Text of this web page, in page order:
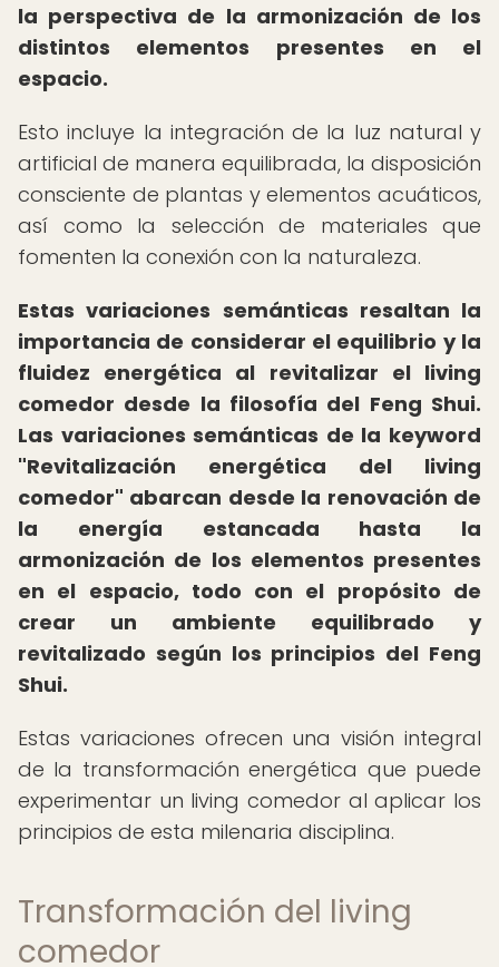
la perspectiva de la armonización de los
distintos elementos presentes en el
espacio.
Esto incluye la integración de la luz natural y
artificial de manera equilibrada, la disposición
consciente de plantas y elementos acuáticos,
así como la selección de materiales que
fomenten la conexión con la naturaleza.
Estas variaciones semánticas resaltan la
importancia de considerar el equilibrio y la
fluidez energética al revitalizar el living
comedor desde la filosofía del Feng Shui.
Las variaciones semánticas de la keyword
"Revitalización energética del living
comedor" abarcan desde la renovación de
la energía estancada hasta la
armonización de los elementos presentes
en el espacio, todo con el propósito de
crear un ambiente equilibrado y
revitalizado según los principios del Feng
Shui.
Estas variaciones ofrecen una visión integral
de la transformación energética que puede
experimentar un living comedor al aplicar los
principios de esta milenaria disciplina.
Transformación del living
comedor